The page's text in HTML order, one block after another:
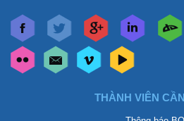
THÀNH VIÊN